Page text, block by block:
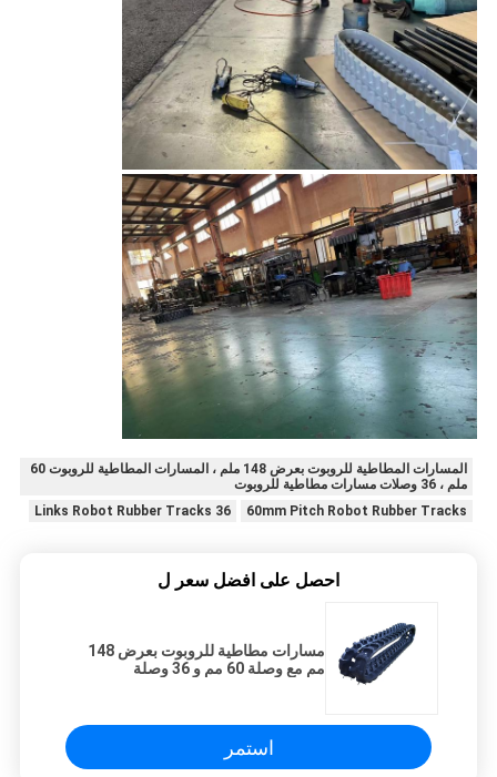
المسارات المطاطية للروبوت بعرض 148 ملم ، المسارات المطاطية للروبوت 60
ملم ، 36 وصلات مسارات مطاطية للروبوت
60mm Pitch Robot Rubber Tracks
36 Links Robot Rubber Tracks
احصل على افضل سعر ل
مسارات مطاطية للروبوت بعرض 148
مم مع وصلة 60 مم و 36 وصلة
استمر